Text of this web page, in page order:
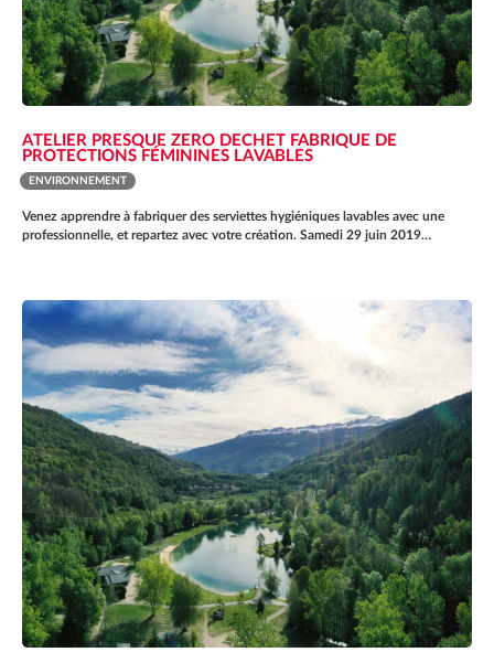
ATELIER PRESQUE ZERO DECHET FABRIQUE DE
PROTECTIONS FÉMININES LAVABLES
ENVIRONNEMENT
Venez apprendre à fabriquer des serviettes hygiéniques lavables avec une
professionnelle, et repartez avec votre création. Samedi 29 juin 2019…